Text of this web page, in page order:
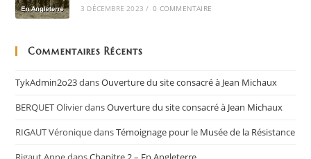
3 DÉCEMBRE 2023 / 0 COMMENTAIRE
Commentaires Récents
TykAdmin2o23dansOuverture du site consacré à Jean Michaux
BERQUET OlivierdansOuverture du site consacré à Jean Michaux
RIGAUT VéroniquedansTémoignage pour le Musée de la Résistance